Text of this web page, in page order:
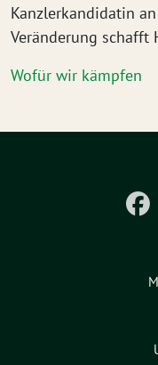
Kanzlerkandidatin
Veränderung schafft
Wofür wir kämpfen